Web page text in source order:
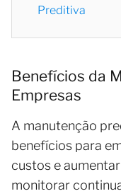
Preditiva
Benefícios da
Empresas
A manutenção
benefícios para
custos e
monitorar